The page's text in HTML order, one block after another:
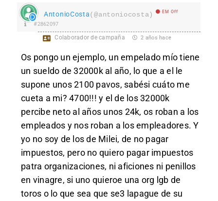
AntonioCosta(@antoniocosta) EM Off
#2862097
Colaborador de campaña 2 años hace
Os pongo un ejemplo, un empelado mío tiene
un sueldo de 32000k al año, lo que a el le
supone unos 2100 pavos, sabési cuáto me
cueta a mi? 4700!!! y el de los 32000k
percibe neto al años unos 24k, os roban a los
empleados y nos roban a los empleadores. Y
yo no soy de los de Milei, de no pagar
impuestos, pero no quiero pagar impuestos
patra organizaciones, ni aficiones ni penillos
en vinagre, si uno quieroe una org lgb de
toros o lo que sea que se3 lapague de su